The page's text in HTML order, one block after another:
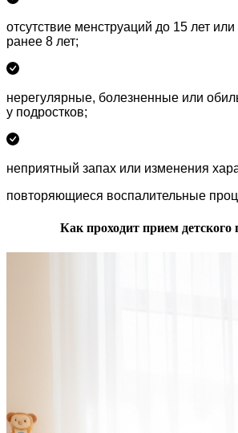
отсутствие менструаций до 15 лет
ранее 8 лет;
нерегулярные, болезненные или
у подростков;
неприятный запах или изменения
повторяющиеся воспалительные
Как проходит прием детского